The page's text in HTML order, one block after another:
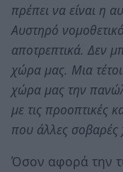
πρέπει να είναι η
Αυστηρό
αποτρεπτικά. Δεν
χώρα μας. Μια
χώρα μας την
με τις προοπτικές
που άλλες
Όσον αφορά την